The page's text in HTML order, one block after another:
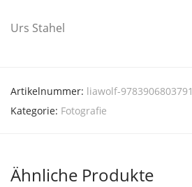
Urs Sta­hel
Artikelnummer: liawolf-9783906803791
Kategorie: Fotografie
Ähnliche Produkte